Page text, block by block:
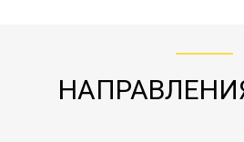
заканчивая выгрузкой в